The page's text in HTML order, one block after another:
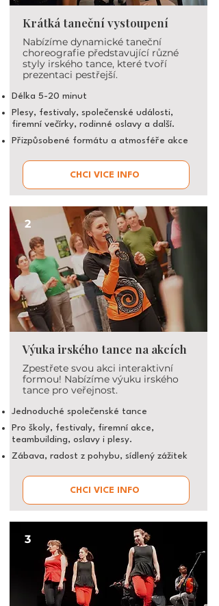
Krátká taneční vystoupení
Nabízíme dynamické taneční
choreografie představující různé
styly irského tance, které tvoří
prezentaci pestřejší.
Délka 5-20 minut
Plesy, festivaly, společenské události,
firemní večírky, rodinné oslavy a další.
Přizpůsobené formátu a atmosféře akce
CHCI VÍCE INFO
2
Výuka irského tance na akcích
Zpestřete svou akci interaktivní
formou! Nabízíme výuku irského
tance pro veřejnost.
Jednoduché společenské tance
Pro školy, festivaly, firemní akce,
teambuilding, oslavy i plesy.
Zábava, radost z pohybu, sídlený zážitek
CHCI VÍCE INFO
3